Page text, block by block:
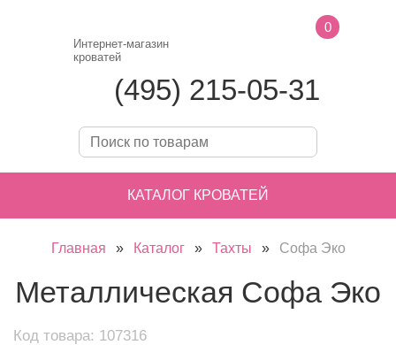
Интернет-магазин
кроватей
(495) 215-05-31
0
КАТАЛОГ КРОВАТЕЙ
Главная » Каталог » Тахты » Софа Эко
Металлическая Софа Эко
Код товара: 107316